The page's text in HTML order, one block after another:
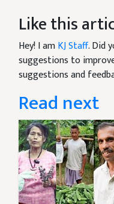
Like this
Hey! I amKJ Staff. Did
suggestions to
suggestions and
Read next